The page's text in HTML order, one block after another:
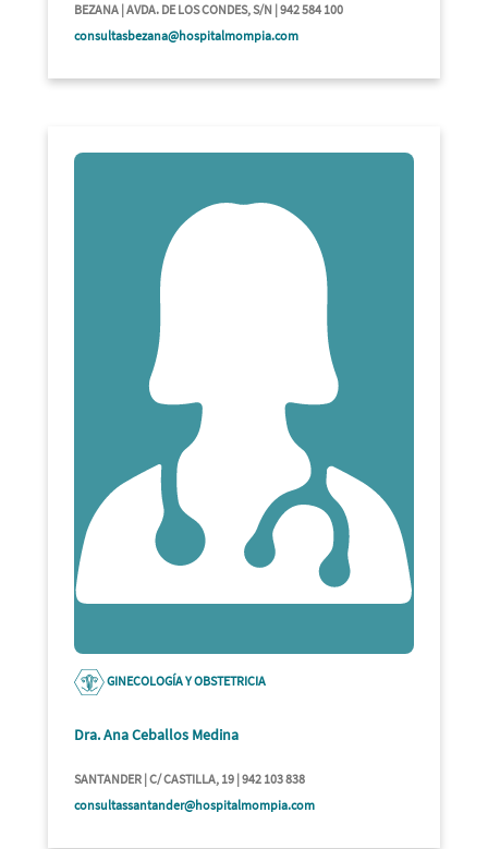
BEZANA | AVDA. DE LOS CONDES, S/N | 942 584 100
consultasbezana@hospitalmompia.com
GINECOLOGÍA Y OBSTETRICIA
Dra. Ana Ceballos Medina
SANTANDER | C/ CASTILLA, 19 | 942 103 838
consultassantander@hospitalmompia.com